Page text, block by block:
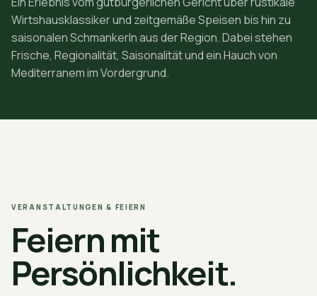
Wirtshausklassiker und zeitgemäße Speisen bis hin zu
saisonalen Schmankerln aus der Region. Dabei stehen
Frische, Regionalität, Saisonalität und ein Hauch von
Mediterranem im Vordergrund.
VERANSTALTUNGEN & FEIERN
Feiern mit
Persönlichkeit.